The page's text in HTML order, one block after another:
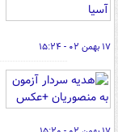
۱۷ بهمن ۰۲ - ۱۵:۲۴